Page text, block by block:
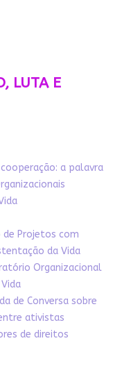
LUTA E
a palavra
de Projetos com
da Vida
Organizacional
de Conversa sobre
ativistas
de direitos